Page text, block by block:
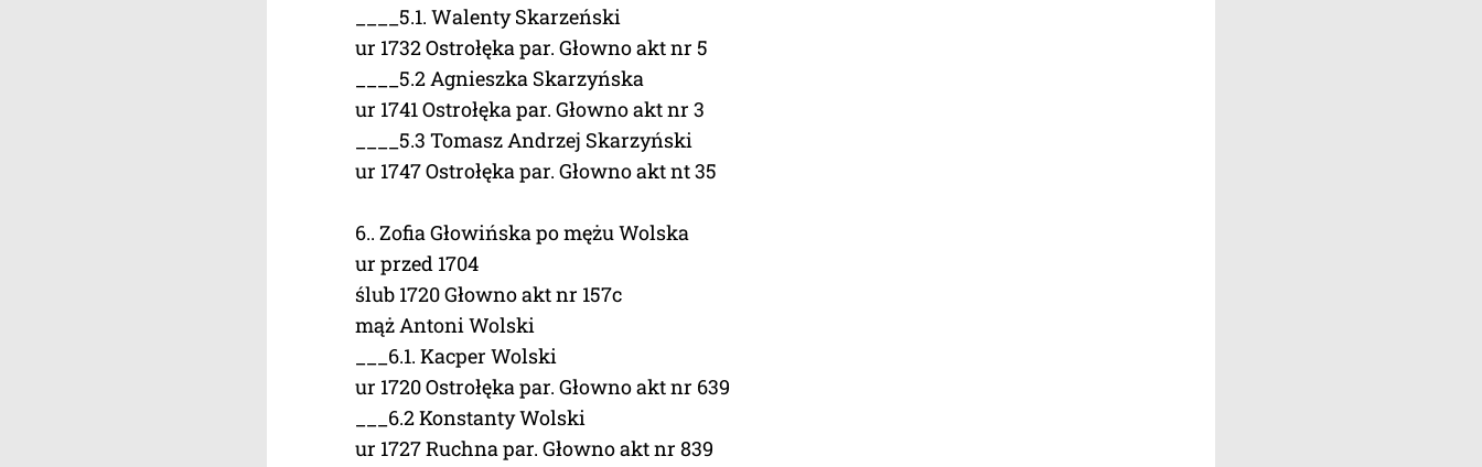
____5.1. Walenty Skarzeński
ur 1732 Ostrołęka par. Głowno akt nr 5
____5.2 Agnieszka Skarzyńska
ur 1741 Ostrołęka par. Głowno akt nr 3
____5.3 Tomasz Andrzej Skarzyński
ur 1747 Ostrołęka par. Głowno akt nt 35
6.. Zofia Głowińska po mężu Wolska
ur przed 1704
ślub 1720 Głowno akt nr 157c
mąż Antoni Wolski
___6.1. Kacper Wolski
ur 1720 Ostrołęka par. Głowno akt nr 639
___6.2 Konstanty Wolski
ur 1727 Ruchna par. Głowno akt nr 839